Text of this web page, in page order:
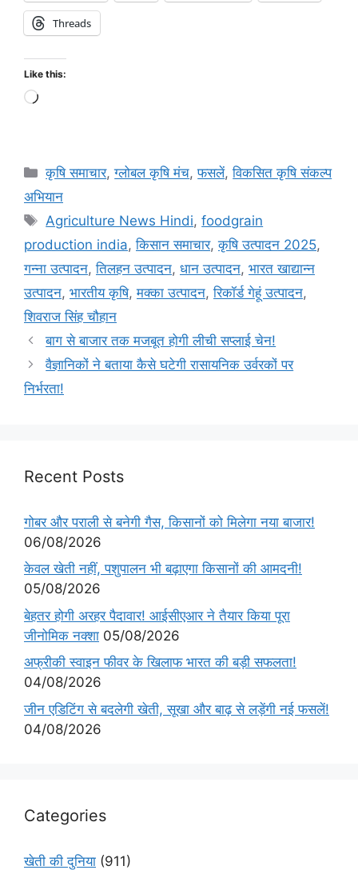
Threads
Like this:
कृषि समाचार,ग्लोबल कृषि मंच,फसलें,विकसित कृषि संकल्प
अभियान
Agriculture News Hindi,foodgrain
production india,किसान समाचार,कृषि उत्पादन 2025,
गन्ना उत्पादन,तिलहन उत्पादन, धान उत्पादन, भारत खाद्यान्न
उत्पादन, भारतीय कृषि,मक्का उत्पादन,रिकॉर्ड गेहूं उत्पादन,
शिवराज सिंह चौहान
बाग से बाजार तक मजबूत होगी लीची सप्लाई चेन!
वैज्ञानिकों ने बताया कैसे घटेगी रासायनिक उर्वरकों पर
निर्भरता!
Recent Posts
गोबर और पराली से बनेगी गैस, किसानों को मिलेगा नया बाजार!
06/08/2026
केवल खेती नहीं, पशुपालन भी बढ़ाएगा किसानों की आमदनी!
05/08/2026
बेहतर होगी अरहर पैदावार! आईसीएआर ने तैयार किया पूरा
जीनोमिक नक्शा 05/08/2026
अफ्रीकी स्वाइन फीवर के खिलाफ भारत की बड़ी सफलता!
04/08/2026
जीन एडिटिंग से बदलेगी खेती, सूखा और बाढ़ से लड़ेंगी नई फसलें!
04/08/2026
Categories
खेती की दुनिया (911)